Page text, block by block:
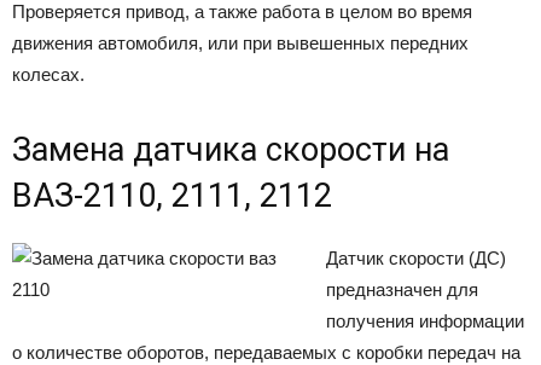
Проверяется привод, а также работа в целом во время
движения автомобиля, или при вывешенных передних
колесах.
Замена датчика скорости на
ВАЗ-2110, 2111, 2112
Датчик скорости (ДС)
предназначен для
получения информации
о количестве оборотов, передаваемых с коробки передач на